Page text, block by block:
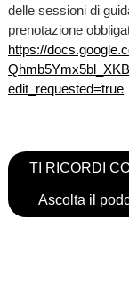
delle sessioni di
prenotazione
https://
edit_requested=true
TI RICORDI
Ascolta il